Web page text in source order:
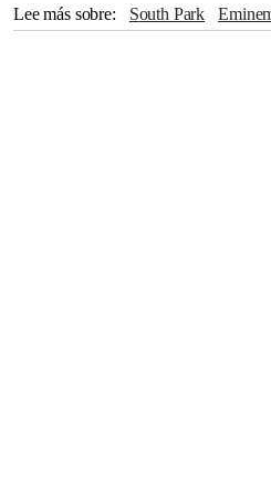
Lee más sobre
South Park